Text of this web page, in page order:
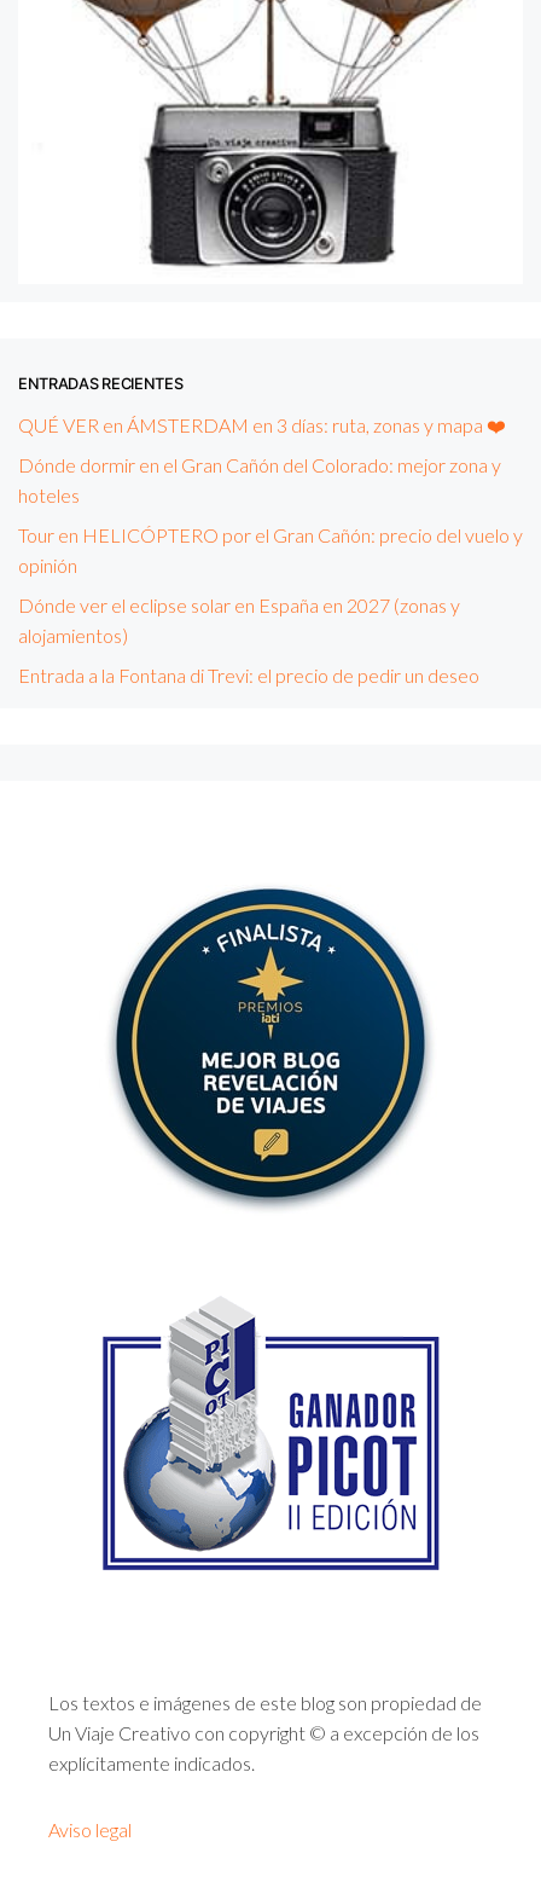
ENTRADAS RECIENTES
QUÉ VER en ÁMSTERDAM en 3 días: ruta, zonas y mapa ❤️
Dónde dormir en el Gran Cañón del Colorado: mejor zona y
hoteles
Tour en HELICÓPTERO por el Gran Cañón: precio del vuelo y
opinión
Dónde ver el eclipse solar en España en 2027 (zonas y
alojamientos)
Entrada a la Fontana di Trevi: el precio de pedir un deseo
Los textos e imágenes de este blog son propiedad de
Un Viaje Creativo con copyright © a excepción de los
explícitamente indicados.
Aviso legal